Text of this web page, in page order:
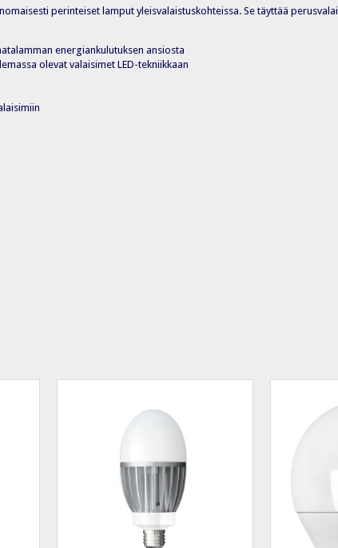
perinteiset lamput yleisvalaistuskohteissa. Se täyttää
energiankulutuksen ansiosta
olevat valaisimet LED-tekniikkaan